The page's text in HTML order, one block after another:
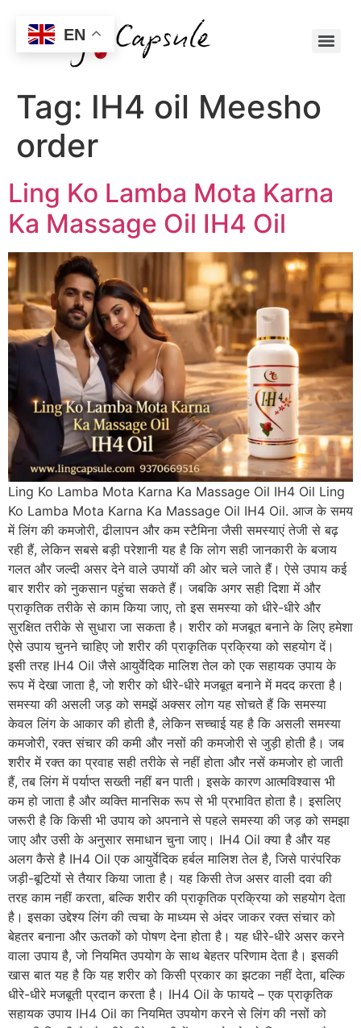
Tag: IH4 oil Meesho
order
Ling Ko Lamba Mota Karna
Ka Massage Oil IH4 Oil
Ling Ko Lamba Mota Karna Ka Massage Oil IH4 Oil Ling
Ko Lamba Mota Karna Ka Massage Oil IH4 Oil. आज के समय
में लिंग की कमजोरी, ढीलापन और कम स्टैमिना जैसी समस्याएं तेजी से बढ़
रही हैं, लेकिन सबसे बड़ी परेशानी यह है कि लोग सही जानकारी के बजाय
गलत और जल्दी असर देने वाले उपायों की ओर चले जाते हैं। ऐसे उपाय कई
बार शरीर को नुकसान पहुंचा सकते हैं। जबकि अगर सही दिशा में और
प्राकृतिक तरीके से काम किया जाए, तो इस समस्या को धीरे-धीरे और
सुरक्षित तरीके से सुधारा जा सकता है। शरीर को मजबूत बनाने के लिए हमेशा
ऐसे उपाय चुनने चाहिए जो शरीर की प्राकृतिक प्रक्रिया को सहयोग दें।
इसी तरह IH4 Oil जैसे आयुर्वेदिक मालिश तेल को एक सहायक उपाय के
रूप में देखा जाता है, जो शरीर को धीरे-धीरे मजबूत बनाने में मदद करता है।
समस्या की असली जड़ को समझें अक्सर लोग यह सोचते हैं कि समस्या
केवल लिंग के आकार की होती है, लेकिन सच्चाई यह है कि असली समस्या
कमजोरी, रक्त संचार की कमी और नसों की कमजोरी से जुड़ी होती है। जब
शरीर में रक्त का प्रवाह सही तरीके से नहीं होता और नसें कमजोर हो जाती
हैं, तब लिंग में पर्याप्त सख्ती नहीं बन पाती। इसके कारण आत्मविश्वास भी
कम हो जाता है और व्यक्ति मानसिक रूप से भी प्रभावित होता है। इसलिए
जरूरी है कि किसी भी उपाय को अपनाने से पहले समस्या की जड़ को समझा
जाए और उसी के अनुसार समाधान चुना जाए। IH4 Oil क्या है और यह
अलग कैसे है IH4 Oil एक आयुर्वेदिक हर्बल मालिश तेल है, जिसे पारंपरिक
जड़ी-बूटियों से तैयार किया जाता है। यह किसी तेज असर वाली दवा की
तरह काम नहीं करता, बल्कि शरीर की प्राकृतिक प्रक्रिया को सहयोग देता
है। इसका उद्देश्य लिंग की त्वचा के माध्यम से अंदर जाकर रक्त संचार को
बेहतर बनाना और ऊतकों को पोषण देना होता है। यह धीरे-धीरे असर करने
वाला उपाय है, जो नियमित उपयोग के साथ बेहतर परिणाम देता है। इसकी
खास बात यह है कि यह शरीर को किसी प्रकार का झटका नहीं देता, बल्कि
धीरे-धीरे मजबूती प्रदान करता है। IH4 Oil के फायदे – एक प्राकृतिक
सहायक उपाय IH4 Oil का नियमित उपयोग करने से लिंग की नसों को
EN